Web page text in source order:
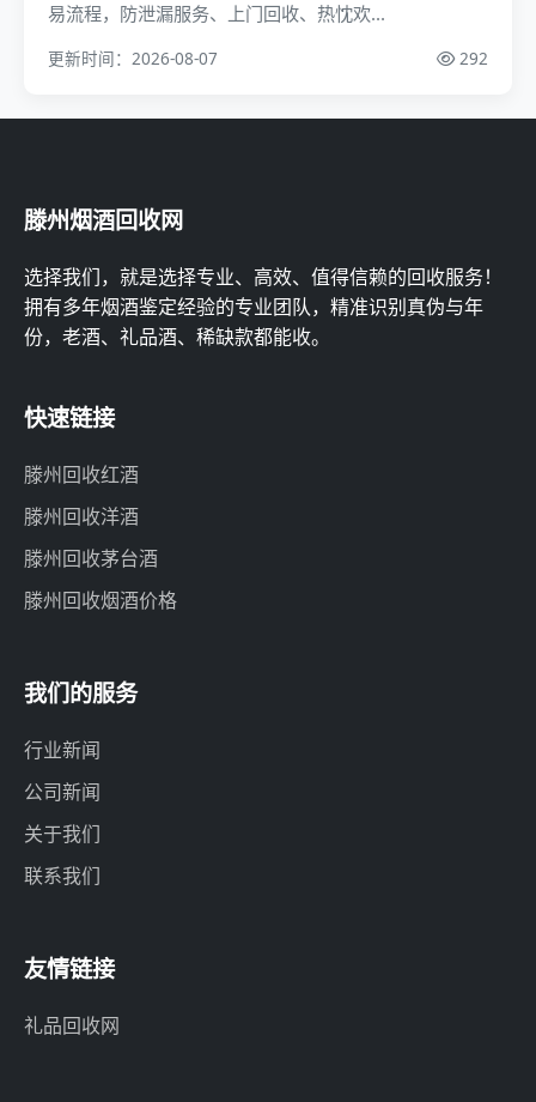
易流程，防泄漏服务、上门回收、热忱欢...
更新时间：2026-08-07 292
滕州烟酒回收网
选择我们，就是选择专业、高效、值得信赖的回收服务！
拥有多年烟酒鉴定经验的专业团队，精准识别真伪与年
份，老酒、礼品酒、稀缺款都能收。
快速链接
滕州回收红酒
滕州回收洋酒
滕州回收茅台酒
滕州回收烟酒价格
我们的服务
行业新闻
公司新闻
关于我们
联系我们
友情链接
礼品回收网